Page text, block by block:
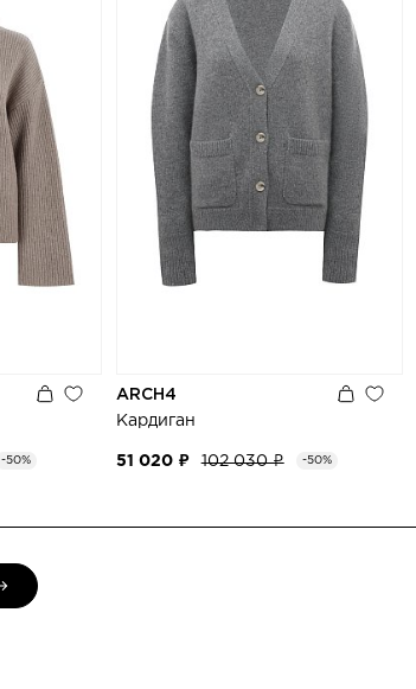
-50%
ARCH4
Кардиган
51 020 ₽ 102 030 ₽ -50%